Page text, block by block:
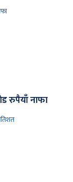
रुपैयाँ नाफा